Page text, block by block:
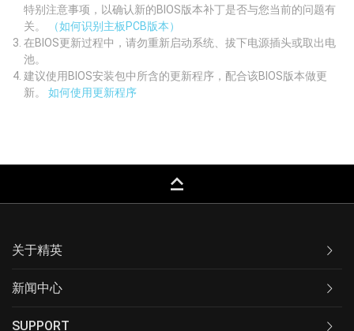
特别注意事项，以确认新的BIOS版本补丁是否与您当前的问题有
关。
（如何识别主板PCB版本）
在BIOS更新过程中，请勿重新启动系统、拔下电源插头或取出电
池。
建议使用BIOS安装包中所含的更新程序，配合该BIOS版本做更
新。 如何使用更新程序
keyboard_capslock
关于精英
新闻中心
SUPPORT